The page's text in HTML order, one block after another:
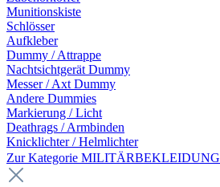
Munitionskiste
Schlösser
Aufkleber
Dummy / Attrappe
Nachtsichtgerät Dummy
Messer / Axt Dummy
Andere Dummies
Markierung / Licht
Deathrags / Armbinden
Knicklichter / Helmlichter
Zur Kategorie MILITÄRBEKLEIDUNG